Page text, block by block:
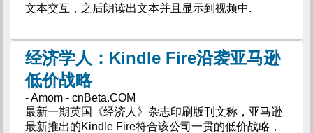
文本交互，之后朗读出文本并且显示到视频中.
经济学人：Kindle Fire沿袭亚马逊
低价战略
- Amom - cnBeta.COM
最新一期英国《经济人》杂志印刷版刊文称，亚马逊
最新推出的Kindle Fire符合该公司一贯的低价战略，